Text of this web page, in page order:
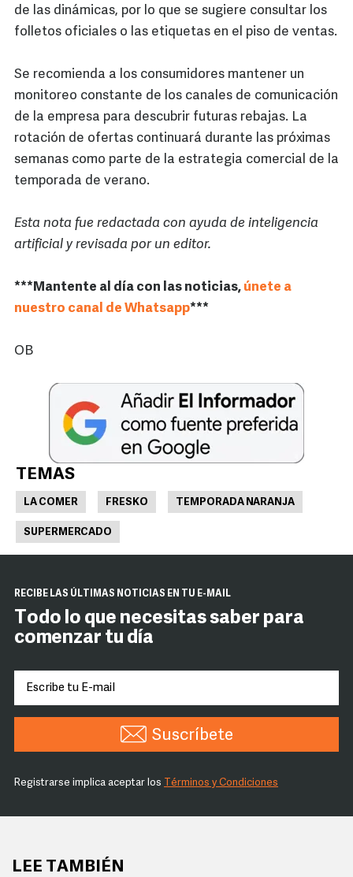
de las dinámicas, por lo que se sugiere consultar los
folletos oficiales o las etiquetas en el piso de ventas.
Se recomienda a los consumidores mantener un
monitoreo constante de los canales de comunicación
de la empresa para descubrir futuras rebajas. La
rotación de ofertas continuará durante las próximas
semanas como parte de la estrategia comercial de la
temporada de verano.
Esta nota fue redactada con ayuda de inteligencia
artificial y revisada por un editor.
***Mantente al día con las noticias, únete a
nuestro canal de Whatsapp***
OB
TEMAS
LA COMER FRESKO TEMPORADA NARANJA
SUPERMERCADO
RECIBE LAS ÚLTIMAS NOTICIAS EN TU E-MAIL
Todo lo que necesitas saber para
comenzar tu día
Suscríbete
Registrarse implica aceptar los Términos y Condiciones
LEE TAMBIÉN